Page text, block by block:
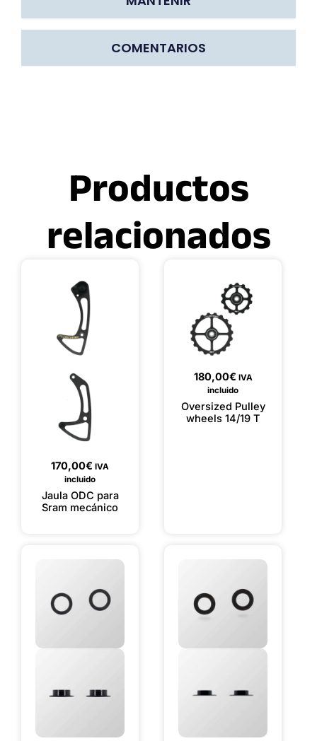
COMENTARIOS
Productos
relacionados
170,00€ IVA
incluido
Jaula ODC para
Sram mecánico
180,00€ IVA
incluido
Oversized Pulley
wheels 14/19 T